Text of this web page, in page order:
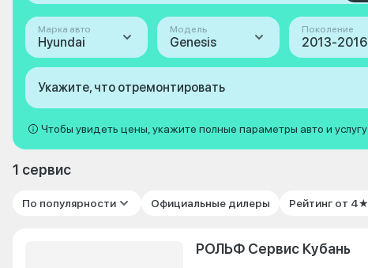
Марка авто
Hyundai
Модель
Genesis
Поколение
Укажите, что отремонтировать
Чтобы увидеть цены, укажите полные параметры авто и услугу
1 сервис
По популярности Официальные дилеры Рейтинг от 4★
РОЛЬФ Сервис Кубань